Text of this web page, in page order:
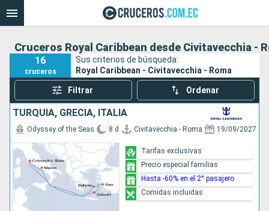
Cruceros Royal Caribbean desde Civitavecchia -
16
cruceros
Sus criterios de búsqueda:
Royal Caribbean - Civitavecchia - Roma
Filtrar Ordenar
TURQUÍA, GRECIA, ITALIA
Odyssey of the Seas 8 d Civitavecchia - Roma 19/09/2027
Tarifas exclusivas
Precio especial familias
Hasta -60% en el 2° pasajero
Comidas incluidas